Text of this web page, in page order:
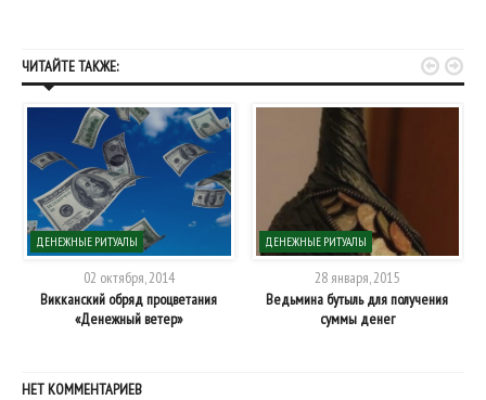
ЧИТАЙТЕ ТАКЖЕ:
ДЕНЕЖНЫЕ РИТУАЛЫ
02 октября, 2014
Викканский обряд процветания
«Денежный ветер»
ДЕНЕЖНЫЕ РИТУАЛЫ
28 января, 2015
Ведьмина бутыль для получения
суммы денег
 
НЕТ КОММЕНТАРИЕВ